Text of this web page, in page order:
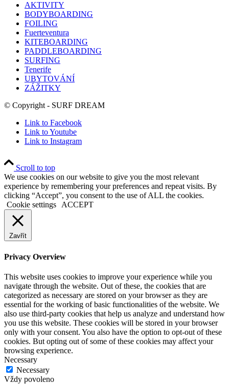
AKTIVITY
BODYBOARDING
FOILING
Fuerteventura
KITEBOARDING
PADDLEBOARDING
SURFING
Tenerife
UBYTOVÁNÍ
ZÁŽITKY
© Copyright - SURF DREAM
Link to Facebook
Link to Youtube
Link to Instagram
Scroll to top
We use cookies on our website to give you the most relevant
experience by remembering your preferences and repeat visits. By
clicking “Accept”, you consent to the use of ALL the cookies.
Cookie settings
ACCEPT
Zavřít
Privacy Overview
This website uses cookies to improve your experience while you
navigate through the website. Out of these, the cookies that are
categorized as necessary are stored on your browser as they are
essential for the working of basic functionalities of the website. We
also use third-party cookies that help us analyze and understand how
you use this website. These cookies will be stored in your browser
only with your consent. You also have the option to opt-out of these
cookies. But opting out of some of these cookies may affect your
browsing experience.
Necessary
Necessary
Vždy povoleno